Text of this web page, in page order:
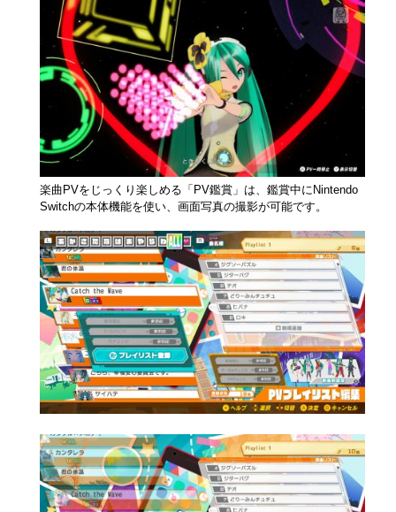
楽曲PVをじっくり楽しめる「PV鑑賞」は、鑑賞中にNintendo
Switchの本体機能を使い、画面写真の撮影が可能です。